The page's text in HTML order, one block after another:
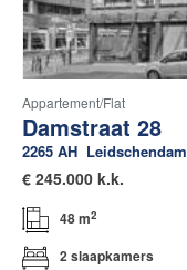
Appartement/flat
Damstraat 28
2265 AH Leidschendam
€ 245.000 k.k.
48 m2
2 slaapkamers